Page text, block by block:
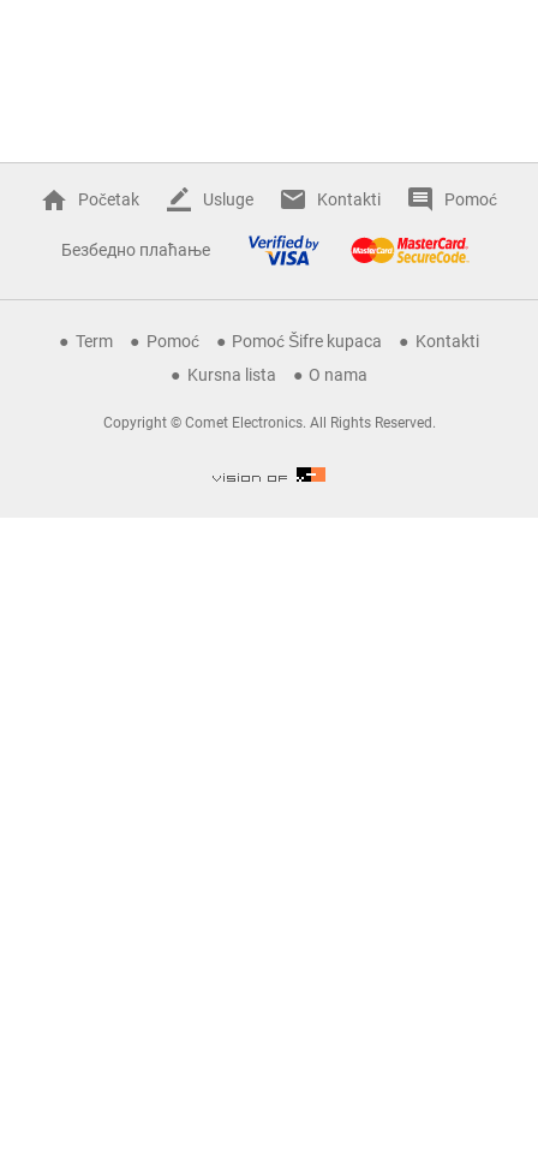
Početak Usluge Kontakti Pomoć
Безбедно плаћање
Term Pomoć Pomoć Šifre kupaca
Kontakti
Kursna lista
O nama
Copyright © Comet Electronics. All Rights Reserved.